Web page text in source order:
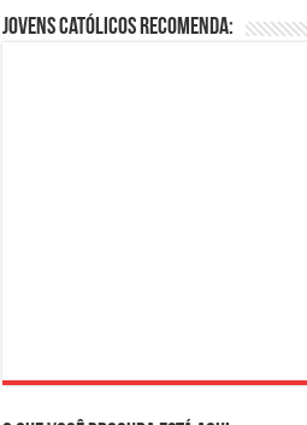
Jovens Católicos Recomenda: